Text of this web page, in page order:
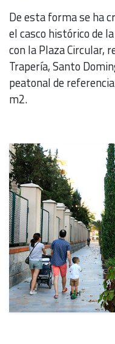
De esta forma se ha
el casco histórico de
con la Plaza Circular,
Trapería, Santo
peatonal de
m2.